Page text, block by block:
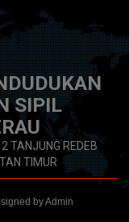
SIPIL
TANJUNG REDEB
TIMUR
by Admin